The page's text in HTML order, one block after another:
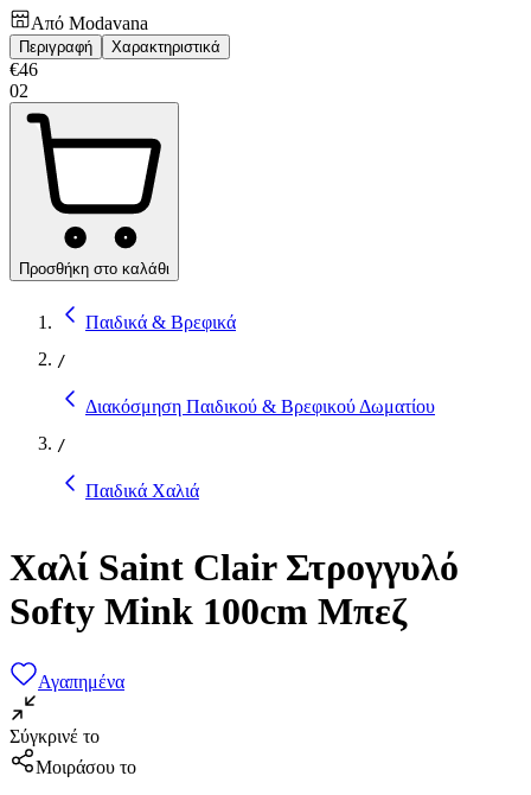
Από Modavana
Περιγραφή Χαρακτηριστικά
€46
02
Προσθήκη στο καλάθι
Παιδικά & Βρεφικά
/
Διακόσμηση Παιδικού & Βρεφικού Δωματίου
/
Παιδικά Χαλιά
Χαλί Saint Clair Στρογγυλό
Softy Mink 100cm Μπεζ
Αγαπημένα
Σύγκρινέ το
Μοιράσου το